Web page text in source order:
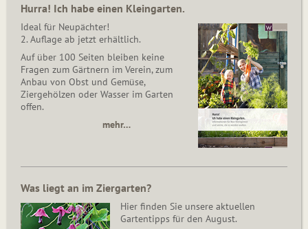
Hurra! Ich habe einen Kleingarten.
Ideal für Neupächter!
2. Auflage ab jetzt erhältlich.
Auf über 100 Seiten bleiben keine
Fragen zum Gärtnern im Verein, zum
Anbau von Obst und Gemüse,
Ziergehölzen oder Wasser im Garten
offen.
mehr…
Was liegt an im Ziergarten?
Hier finden Sie unsere aktuellen
Gartentipps für den August.